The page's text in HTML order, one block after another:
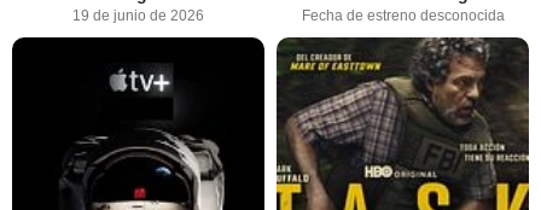
19 de junio de 2026 Fecha de estreno desconocida